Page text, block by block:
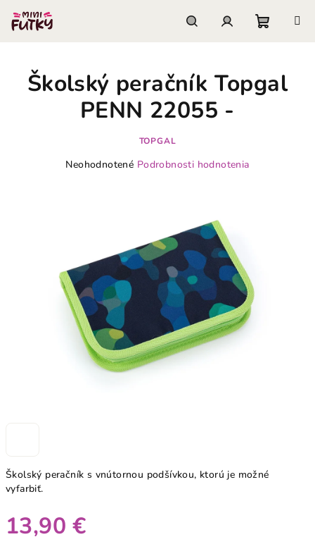
obsah
košík
Školský peračník s vnútornou podšívkou, ktorú je možné
vyfarbiť.
13,90 €
Školský peračník Topgal
PENN 22055 -
TOPGAL
Priemerné
hviezdičiek.
Neohodnotené Podrobnosti hodnotenia